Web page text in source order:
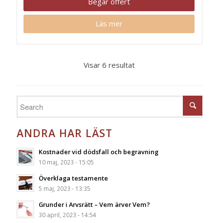
Läs mer
Visar 6 resultat
ANDRA HAR LÄST
Kostnader vid dödsfall och begravning
10 maj, 2023 - 15:05
Överklaga testamente
5 maj, 2023 - 13:35
Grunder i Arvsrätt – Vem ärver Vem?
30 april, 2023 - 14:54